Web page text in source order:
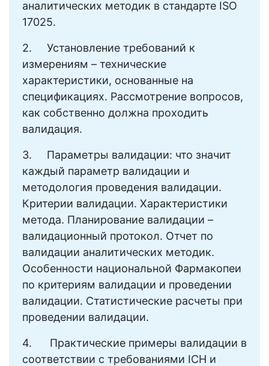
аналитических методик в стандарте ISO
17025.
2. Установление требований к
измерениям – технические
характеристики, основанные на
спецификациях. Рассмотрение вопросов,
как собственно должна проходить
валидация.
3. Параметры валидации: что значит
каждый параметр валидации и
методология проведения валидации.
Критерии валидации. Характеристики
метода. Планирование валидации –
валидационный протокол. Отчет по
валидации аналитических методик.
Особенности национальной Фармакопеи
по критериям валидации и проведении
валидации. Статистические расчеты при
проведении валидации.
4. Практические примеры валидации в
соответствии с требованиями ICH и